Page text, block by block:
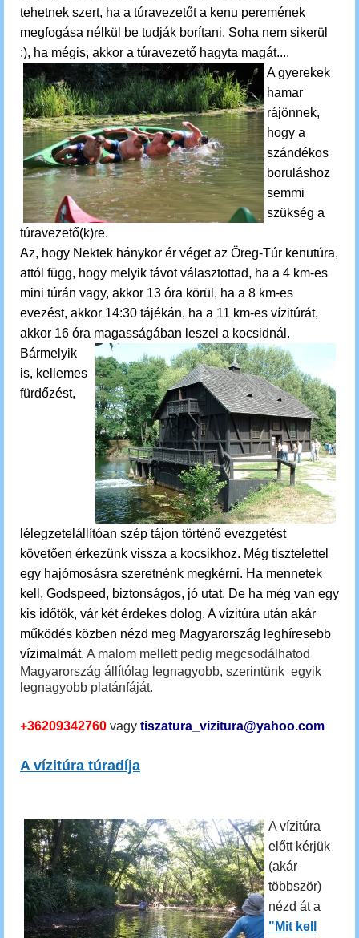
tehetnek szert, ha a túravezetőt a kenu peremének
megfogása nélkül be tudják borítani. Soha nem sikerül
:), ha mégis, akkor a túravezető hagyta magát....
A gyerekek
hamar
rájönnek,
hogy a
szándékos
boruláshoz
semmi
szükség a
túravezető(k)re.
Az, hogy Nektek hánykor ér véget az Öreg-Túr kenutúra,
attól függ, hogy melyik távot választottad, ha a 4 km-es
mini túrán vagy, akkor 13 óra körül, ha a 8 km-es
evezést, akkor 14:30 tájékán, ha a 11 km-es vízitúrát,
akkor 16 óra magasságában leszel a kocsidnál.
Bármelyik
is, kellemes
fürdőzést,
lélegzetelállítóan szép tájon történő evezgetést
követően érkezünk vissza a kocsikhoz. Még tisztelettel
egy hajómosásra szeretnénk megkérni. Ha mennetek
kell, Godspeed, biztonságos, jó utat. De ha még van egy
kis időtök, vár két érdekes dolog. A vízitúra után akár
működés közben nézd meg Magyarország leghíresebb
vízimalmát. A malom mellett pedig megcsodálhatod
Magyarország állítólag legnagyobb, szerintünk egyik
legnagyobb platánfáját.
+36209342760 vagy tiszatura_vizitura@yahoo.com
A vízitúra túradíja
A vízitúra
előtt kérjük
(akár
többször)
nézd át a
"Mit kell